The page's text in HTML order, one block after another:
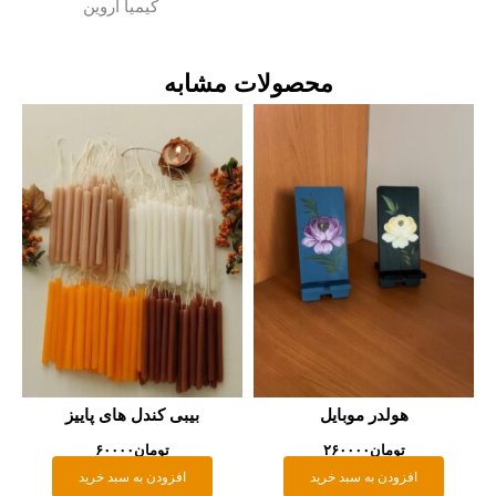
کیمیا اروین
محصولات مشابه
هولدر موبایل
تومان۲۶۰۰۰۰
افزودن به سبد خرید
بیبی کندل های پاییز
تومان۶۰۰۰۰
افزودن به سبد خرید